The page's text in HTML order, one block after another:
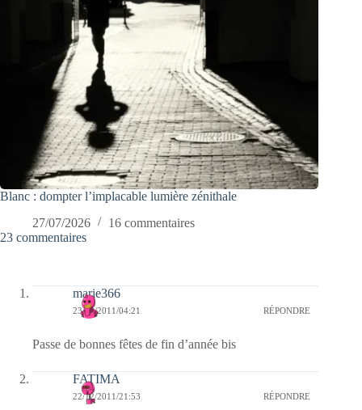
Blanc : dompter l’implacable lumière zénithale
27/07/2026
16 commentaires
23 commentaires
marie366
23/12/2011/04:21 RÉPONDRE
Passe de bonnes fêtes de fin d’année bis
FATIMA
22/12/2011/21:53 RÉPONDRE